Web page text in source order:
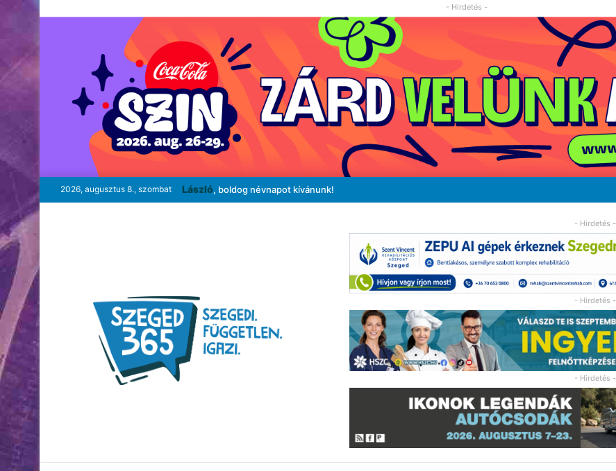
- Hirdetés -
2026, augusztus 8., szombat László, boldog névnapot kívánunk!
- Hirdetés -
- Hirdetés -
- Hirdetés -